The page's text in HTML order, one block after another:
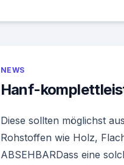
NEWS
Hanf-
Diese sollten möglichst
Rohstoffen wie Holz,
ABSEHBARDass eine